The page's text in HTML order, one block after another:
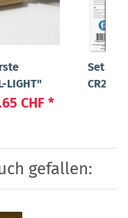
LIGHT"
CHF *
Set
gefallen: